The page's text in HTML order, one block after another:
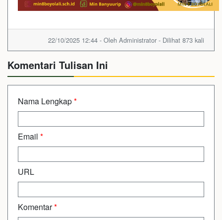
22/10/2025 12:44 - Oleh Administrator - Dilihat 873 kali
Komentari Tulisan Ini
Nama Lengkap*
Email *
URL
Komentar*